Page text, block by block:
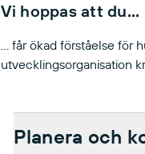
Vi hoppas att du...
... får ökad förståelse för
utvecklingsorganisation
Planera och